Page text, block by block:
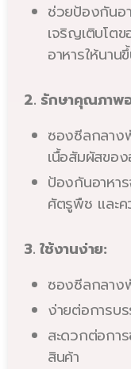
ช่วยป้องกันอ
เจริญเติบโต
อาหารให้นาน
2. รักษาคุณภาพ
ซองซีลกลาง
เนื้อสัมผัสขอ
ป้องกันอาหา
ศัตรูพืช และค
3. ใช้งานง่าย:
ซองซีลกลาง
ง่ายต่อการบ
สะดวกต่อกา
สินค้า